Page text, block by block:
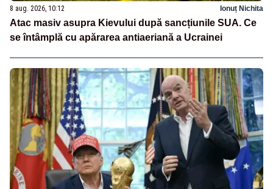
8 aug. 2026, 10:12 Ionuț Nichita
Atac masiv asupra Kievului după sancțiunile SUA. Ce
se întâmplă cu apărarea antiaeriană a Ucrainei